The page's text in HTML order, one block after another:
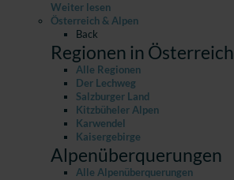
Weiter lesen
Österreich & Alpen
Back
Regionen in Österreich
Alle Regionen
Der Lechweg
Salzburger Land
Kitzbüheler Alpen
Karwendel
Kaisergebirge
Alpenüberquerungen
Alle Alpenüberquerungen